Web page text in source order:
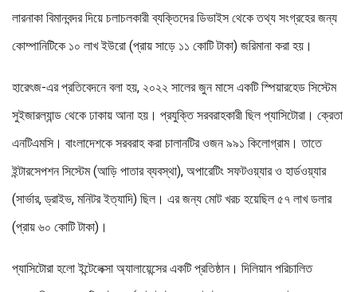
লারনাকা বিমানবন্দর দিয়ে চলাচলকারী ব্যক্তিদের ডিভাইস থেকে তথ্য সংগ্রহের জন্য
কোম্পানিটিকে ১০ লাখ ইউরো (প্রায় সাড়ে ১১ কোটি টাকা) জরিমানা করা হয়।
হারেৎজ-এর প্রতিবেদনে বলা হয়, ২০২২ সালের জুন মাসে একটি স্পিয়ারহেড সিস্টেম
সুইজারল্যান্ড থেকে ঢাকায় আনা হয়। প্রযুক্তি সরবরাহকারী ছিল প্যাসিটোরা। ক্রেতা
এনটিএমসি। বাংলাদেশকে সরবরাহ করা চালানটির ওজন ৯৯১ কিলোগ্রাম। তাতে
ইন্টারসেপশন সিস্টেম (আড়ি পাতার ব্যবস্থা), অপারেটিং সফটওয়্যার ও হার্ডওয়্যার
(সার্ভার, ড্রাইভ, মনিটর ইত্যাদি) ছিল। এর জন্য মোট খরচ হয়েছিল ৫৭ লাখ ডলার
(প্রায় ৬০ কোটি টাকা)।
প্যাসিটোরা হলো ইন্টেলেক্সা অ্যালায়েন্সের একটি প্রতিষ্ঠান। দিলিয়ান পরিচালিত